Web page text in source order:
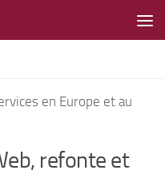
en Europe et au
refonte et